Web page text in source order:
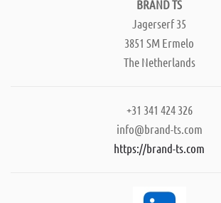
BRAND TS
Jagerserf 35
3851 SM Ermelo
The Netherlands
+31 341 424 326
info@brand-ts.com
https://brand-ts.com